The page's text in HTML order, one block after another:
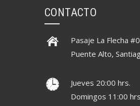
CONTACTO
Pasaje La Flecha
Puente Alto,
Jueves 20:00 hrs.
Domingos 11:00